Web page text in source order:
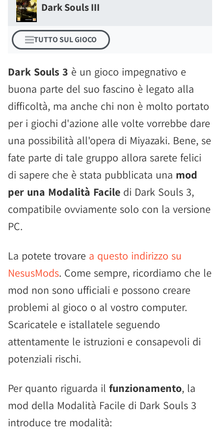
Dark Souls III
TUTTO SUL GIOCO
Dark Souls 3 è un gioco impegnativo e
buona parte del suo fascino è legato alla
difficoltà, ma anche chi non è molto portato
per i giochi d'azione alle volte vorrebbe dare
una possibilità all'opera di Miyazaki. Bene, se
fate parte di tale gruppo allora sarete felici
di sapere che è stata pubblicata una mod
per una Modalità Facile di Dark Souls 3,
compatibile ovviamente solo con la versione
PC.
La potete trovare a questo indirizzo su
NesusMods. Come sempre, ricordiamo che le
mod non sono ufficiali e possono creare
problemi al gioco o al vostro computer.
Scaricatele e istallatele seguendo
attentamente le istruzioni e consapevoli di
potenziali rischi.
Per quanto riguarda il funzionamento, la
mod della Modalità Facile di Dark Souls 3
introduce tre modalità: